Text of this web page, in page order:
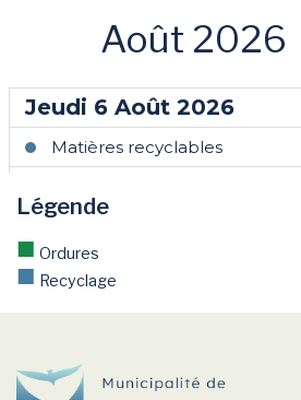
Légende
■ Ordures
■ Recyclage